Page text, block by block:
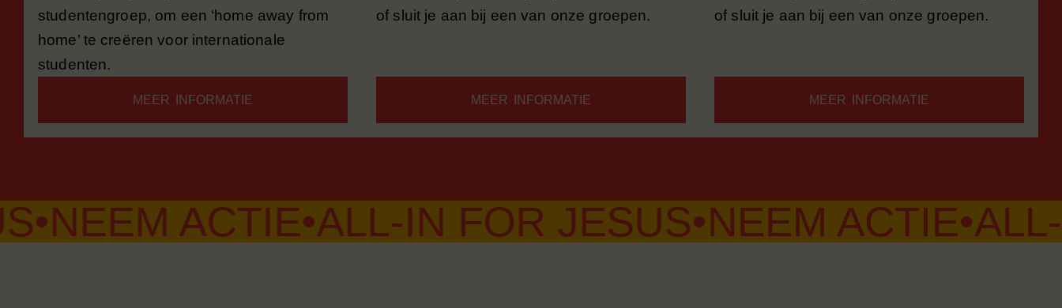
studentengroep, om een ‘home away from
home’ te creëren voor internationale
studenten.
MEER INFORMATIE
of sluit je aan bij een van onze groepen.
MEER INFORMATIE
of sluit je aan bij een van onze groepen.
MEER INFORMATIE
ACTIE•ALL-IN FOR JESUS•NEEM ACTIE•ALL-IN